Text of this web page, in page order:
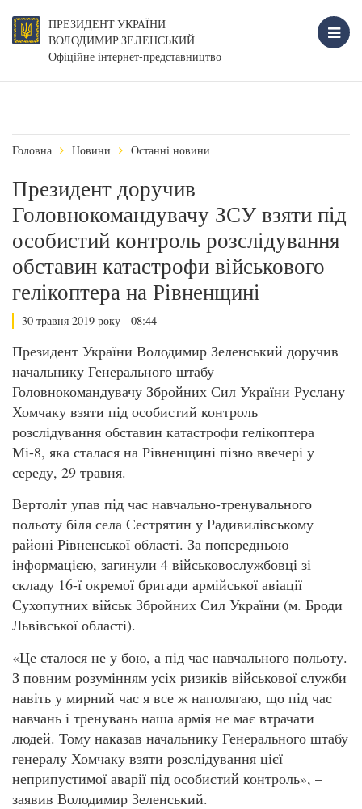
ПРЕЗИДЕНТ УКРАЇНИ
ВОЛОДИМИР ЗЕЛЕНСЬКИЙ
Офіційне інтернет-представництво
Головна Новини Останні новини
Президент доручив
Головнокомандувачу ЗСУ взяти під
особистий контроль розслідування
обставин катастрофи військового
гелікоптера на Рівненщині
30 травня 2019 року - 08:44
Президент України Володимир Зеленський доручив
начальнику Генерального штабу –
Головнокомандувачу Збройних Сил України Руслану
Хомчаку взяти під особистий контроль
розслідування обставин катастрофи гелікоптера
Мі-8, яка сталася на Рівненщині пізно ввечері у
середу, 29 травня.
Вертоліт упав під час навчально-тренувального
польоту біля села Сестрятин у Радивилівському
районі Рівненської області. За попередньою
інформацією, загинули 4 військовослужбовці зі
складу 16-ї окремої бригади армійської авіації
Сухопутних військ Збройних Сил України (м. Броди
Львівської області).
«Це сталося не у бою, а під час навчального польоту.
З повним розумінням усіх ризиків військової служби
навіть у мирний час я все ж наполягаю, що під час
навчань і тренувань наша армія не має втрачати
людей. Тому наказав начальнику Генерального штабу
генералу Хомчаку взяти розслідування цієї
неприпустимої аварії під особистий контроль», –
заявив Володимир Зеленський.